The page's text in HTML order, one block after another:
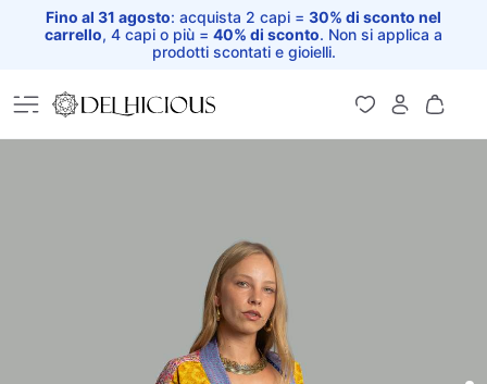
Fino al 31 agosto: acquista 2 capi = 30% di sconto nel
carrello, 4 capi o più = 40% di sconto. Non si applica a
prodotti scontati e gioielli.
Home